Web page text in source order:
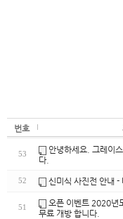
번호
53
안녕하세요. 그레이
다.
52 신미식 사진전 안내 -
51
오픈 이벤트 2020년
무료 개방 합니다.